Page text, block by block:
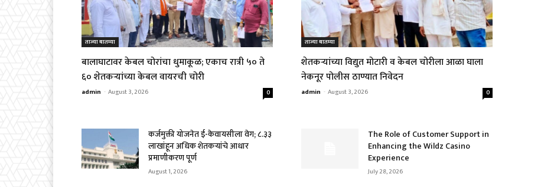
ताज्या बातम्या
बालाघाटावर केबल चोरांचा धुमाकूळ; एकाच रात्री ५० ते
६० शेतकऱ्यांच्या केबल वायरची चोरी
admin - August 3, 2026 0
ताज्या बातम्या
शेतकऱ्यांच्या विद्युत मोटारी व केबल चोरीला आळा घाला
नेकनूर पोलीस ठाण्यात निवेदन
admin - August 3, 2026 0
कर्जमुक्ती योजनेत ई-केवायसीला वेग; ८.३३
लाखांहून अधिक शेतकऱ्यांचे आधार
प्रमाणीकरण पूर्ण
August 1, 2026
The Role of Customer Support in
Enhancing the Wildz Casino
Experience
July 28, 2026